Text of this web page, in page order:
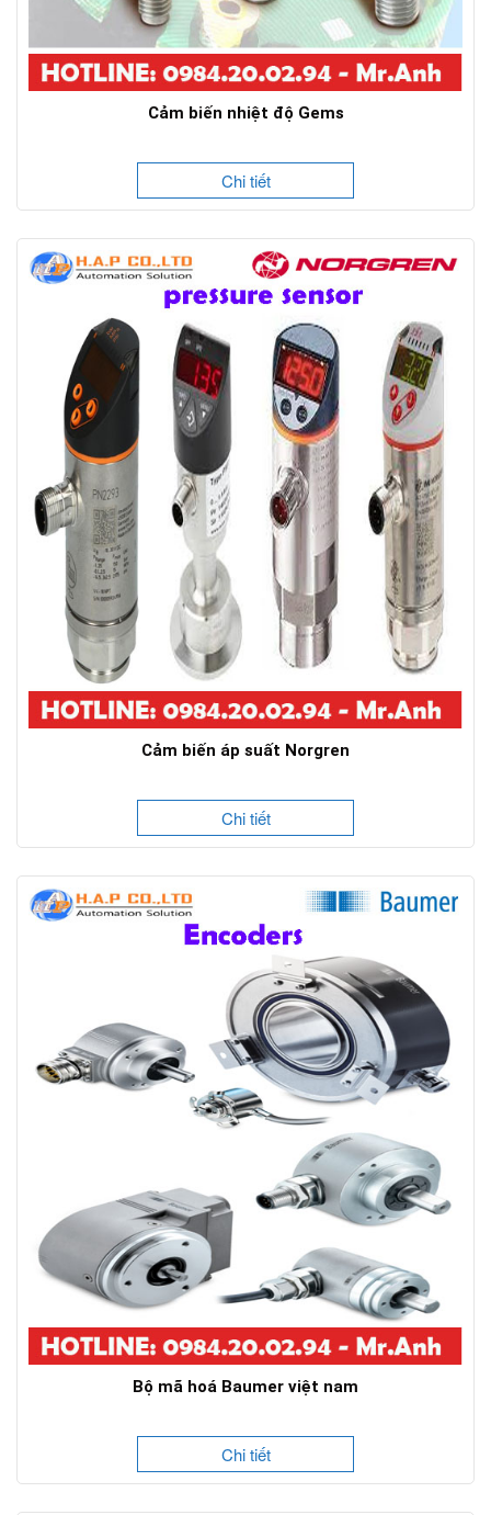
Cảm biến nhiệt độ Gems
Chi tiết
Cảm biến áp suất Norgren
Chi tiết
Bộ mã hoá Baumer việt nam
Chi tiết